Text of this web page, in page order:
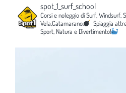
spot_1_surf_school
Corsi e noleggio di Surf, Windsurf,
Vela,Catamarano.
Spiaggia
Sport, Natura e Divertimento!